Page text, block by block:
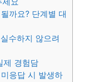
까요? 단계별 대
수하지 않으려
제 경험담
응답 시 발생하